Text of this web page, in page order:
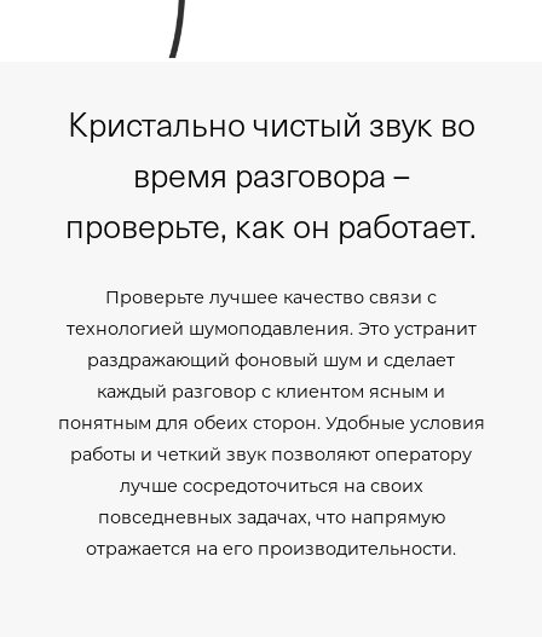
Кристально чистый звук во
время разговора –
проверьте, как он работает.
Проверьте лучшее качество связи с
технологией шумоподавления. Это устранит
раздражающий фоновый шум и сделает
каждый разговор с клиентом ясным и
понятным для обеих сторон. Удобные условия
работы и четкий звук позволяют оператору
лучше сосредоточиться на своих
повседневных задачах, что напрямую
отражается на его производительности.